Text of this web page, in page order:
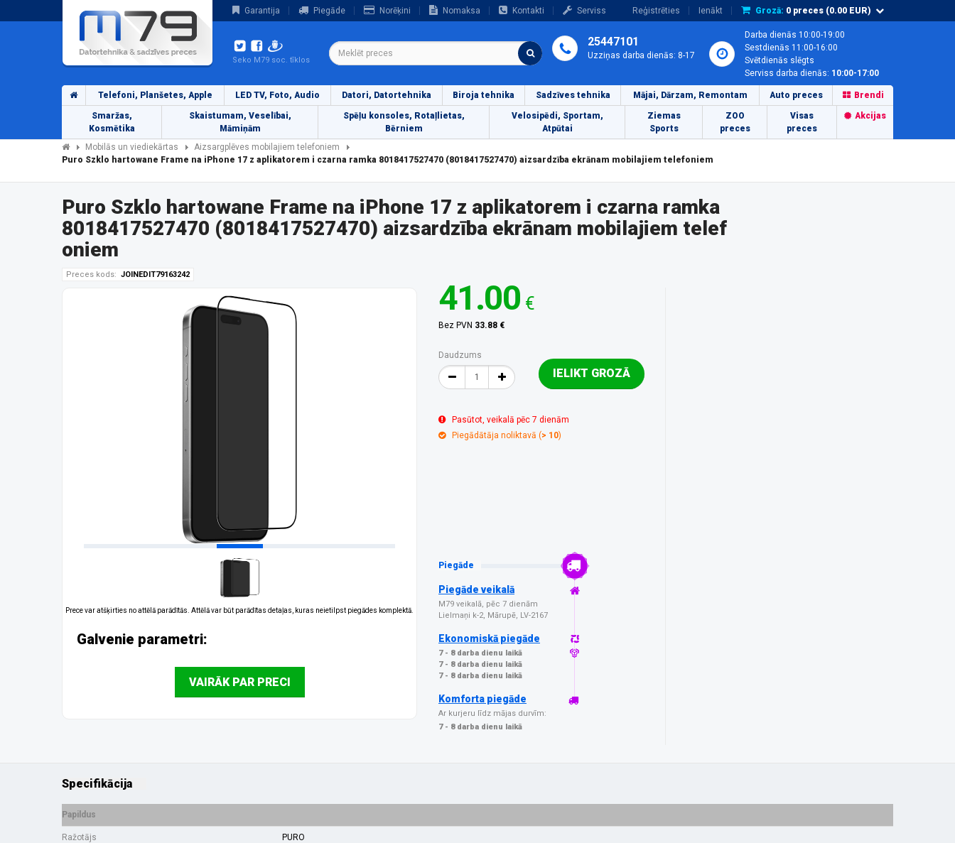
Garantija Piegāde Norēķini Nomaksa Kontakti Serviss Reģistrēties Ienākt Grozā: 0 preces (0.00 EUR)
Seko M79 soc. tīklos
25447101
Uzziņas darba dienās: 8-17
Darba dienās 10:00-19:00
Sestdienās 11:00-16:00
Svētdienās slēgts
Serviss darba dienās: 10:00-17:00
Telefoni, Planšetes, Apple LED TV, Foto, Audio Datori, Datortehnika Biroja tehnika Sadzīves tehnika Mājai, Dārzam, Remontam Auto preces Brendi
Smaržas,
Kosmētika
Skaistumam, Veselībai,
Māmiņām
Spēļu konsoles, Rotaļlietas,
Bērniem
Velosipēdi, Sportam,
Atpūtai
Ziemas
Sports
ZOO
preces
Visas
preces
Akcijas
Mobilās un viediekārtas
Aizsargplēves mobilajiem telefoniem
Puro Szklo hartowane Frame na iPhone 17 z aplikatorem i czarna ramka 8018417527470 (8018417527470) aizsardzība ekrānam mobilajiem telefoniem
Puro Szklo hartowane Frame na iPhone 17 z aplikatorem i czarna ramka
8018417527470 (8018417527470) aizsardzība ekrānam mobilajiem telef
oniem
Preces kods: JOINEDIT79163242
Prece var atšķirties no attēlā parādītās. Attēlā var būt parādītas detaļas, kuras neietilpst piegādes komplektā.
Galvenie parametri:
VAIRĀK PAR PRECI
41.00 €
Bez PVN 33.88 €
Daudzums
IELIKT GROZĀ
Pasūtot, veikalā pēc 7 dienām
Piegādātāja noliktavā (> 10)
Piegāde
Piegāde veikalā
M79 veikalā, pēc 7 dienām
Lielmaņi k-2, Mārupē, LV-2167
Ekonomiskā piegāde
7 - 8 darba dienu laikā
7 - 8 darba dienu laikā
7 - 8 darba dienu laikā
Komforta piegāde
Ar kurjeru līdz mājas durvīm:
7 - 8 darba dienu laikā
Specifikācija
Papildus
Ražotājs PURO